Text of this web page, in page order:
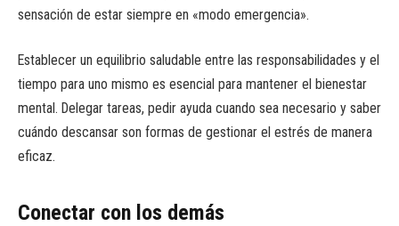
sensación de estar siempre en «modo emergencia».
Establecer un equilibrio saludable entre las responsabilidades y el
tiempo para uno mismo es esencial para mantener el bienestar
mental. Delegar tareas, pedir ayuda cuando sea necesario y saber
cuándo descansar son formas de gestionar el estrés de manera
eficaz.
Conectar con los demás